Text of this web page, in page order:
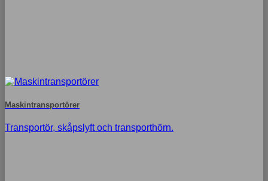
Maskintransportörer
Transportör, skåpslyft och transporthörn.